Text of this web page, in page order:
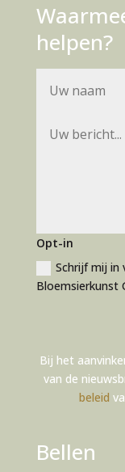
helpen?
Opt-in
Schrijf mij in
Bloemsierkunst
v
e
:
Bij het
van de
beleid
Bellen